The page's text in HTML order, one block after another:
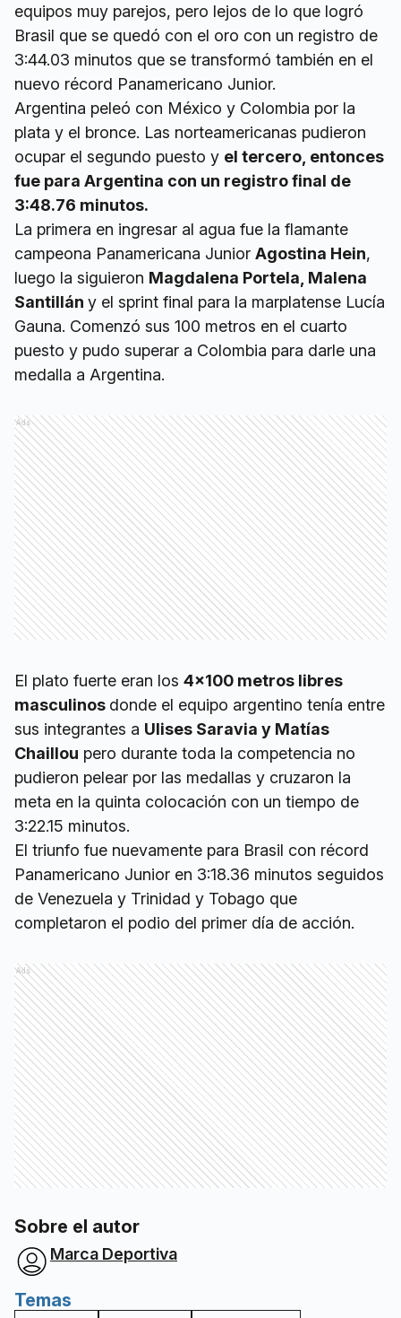
equipos muy parejos, pero lejos de lo que logró
Brasil que se quedó con el oro con un registro de
3:44.03 minutos que se transformó también en el
nuevo récord Panamericano Junior.
Argentina peleó con México y Colombia por la
plata y el bronce. Las norteamericanas pudieron
ocupar el segundo puesto y el tercero, entonces
fue para Argentina con un registro final de
3:48.76 minutos.
La primera en ingresar al agua fue la flamante
campeona Panamericana Junior Agostina Hein,
luego la siguieron Magdalena Portela, Malena
Santillán y el sprint final para la marplatense Lucía
Gauna. Comenzó sus 100 metros en el cuarto
puesto y pudo superar a Colombia para darle una
medalla a Argentina.
Ads
El plato fuerte eran los 4x100 metros libres
masculinos donde el equipo argentino tenía entre
sus integrantes a Ulises Saravia y Matías
Chaillou pero durante toda la competencia no
pudieron pelear por las medallas y cruzaron la
meta en la quinta colocación con un tiempo de
3:22.15 minutos.
El triunfo fue nuevamente para Brasil con récord
Panamericano Junior en 3:18.36 minutos seguidos
de Venezuela y Trinidad y Tobago que
completaron el podio del primer día de acción.
Ads
Sobre el autor
Marca Deportiva
Temas